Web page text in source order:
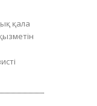
қала